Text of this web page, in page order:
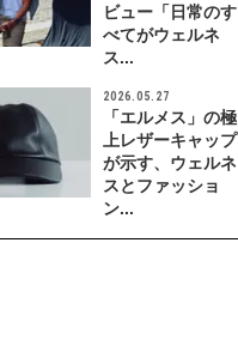
ビュー「日常のす
べてがウェルネ
ス...
2026.05.27
「エルメス」の極
上レザーキャップ
が示す、ウェルネ
スとファッショ
ン...